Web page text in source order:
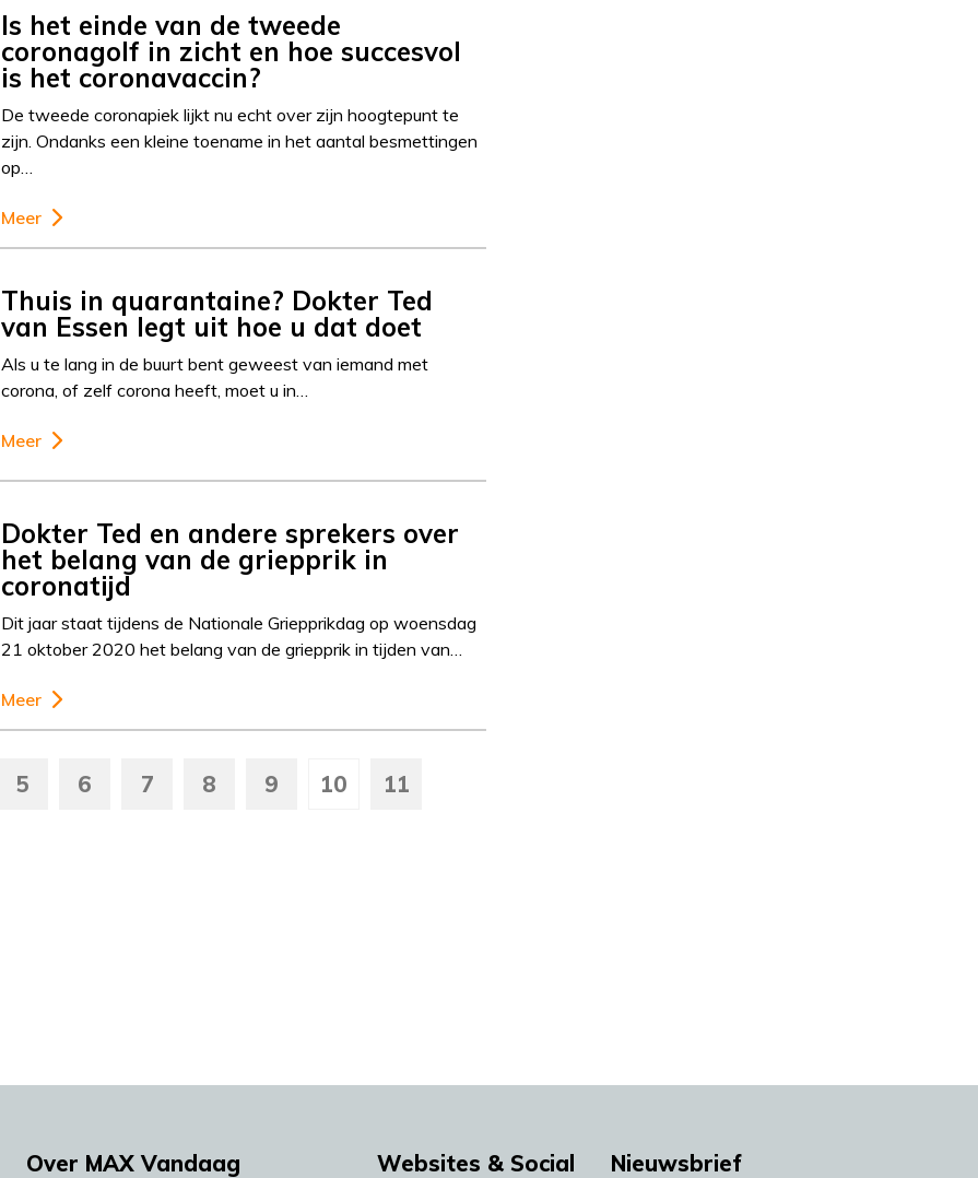
Is het einde van de tweede
coronagolf in zicht en hoe succesvol
is het coronavaccin?
De tweede coronapiek lijkt nu echt over zijn hoogtepunt te
zijn. Ondanks een kleine toename in het aantal besmettingen
op…
Meer
Thuis in quarantaine? Dokter Ted
van Essen legt uit hoe u dat doet
Als u te lang in de buurt bent geweest van iemand met
corona, of zelf corona heeft, moet u in…
Meer
Dokter Ted en andere sprekers over
het belang van de griepprik in
coronatijd
Dit jaar staat tijdens de Nationale Griepprikdag op woensdag
21 oktober 2020 het belang van de griepprik in tijden van…
Meer
5 6 7 8 9 10 11
Over MAX Vandaag Websites & Social Nieuwsbrief